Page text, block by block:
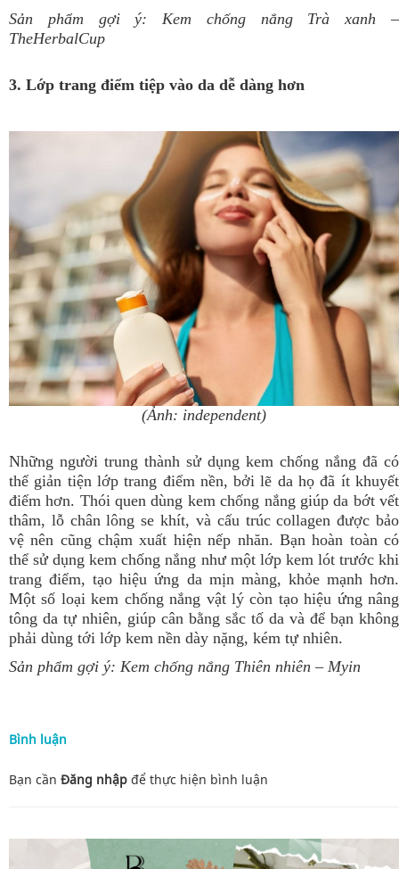
Sản phẩm gợi ý: Kem chống nắng Trà xanh –
TheHerbalCup
3. Lớp trang điểm tiệp vào da dễ dàng hơn
(Ảnh: independent)
Những người trung thành sử dụng kem chống nắng đã có
thể giản tiện lớp trang điểm nền, bởi lẽ da họ đã ít khuyết
điểm hơn. Thói quen dùng kem chống nắng giúp da bớt vết
thâm, lỗ chân lông se khít, và cấu trúc collagen được bảo
vệ nên cũng chậm xuất hiện nếp nhăn. Bạn hoàn toàn có
thể sử dụng kem chống nắng như một lớp kem lót trước khi
trang điểm, tạo hiệu ứng da mịn màng, khỏe mạnh hơn.
Một số loại kem chống nắng vật lý còn tạo hiệu ứng nâng
tông da tự nhiên, giúp cân bằng sắc tố da và để bạn không
phải dùng tới lớp kem nền dày nặng, kém tự nhiên.
Sản phẩm gợi ý: Kem chống nắng Thiên nhiên – Myin
Bình luận
Bạn cần Đăng nhập để thực hiện bình luận